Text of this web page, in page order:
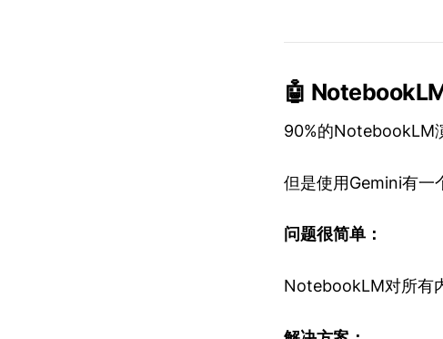
🤖
90%的NotebookLM
但是使用Gemini有一
问题很简单：
NotebookLM对所有